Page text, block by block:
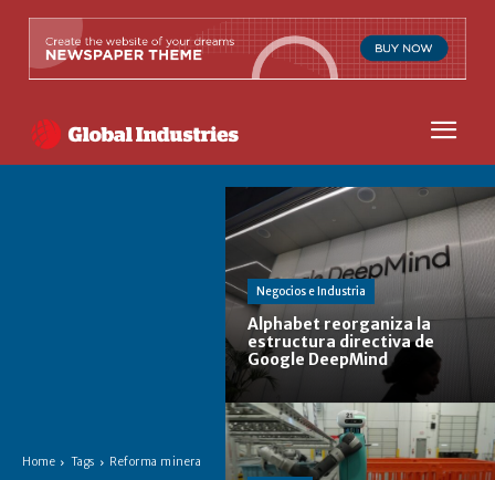
Home Tags Reforma minera
Negocios e Industria
Alphabet reorganiza la
estructura directiva de
Google DeepMind